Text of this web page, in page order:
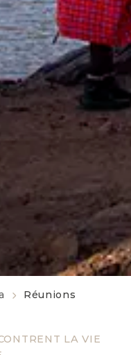
LA VIE
Réunions